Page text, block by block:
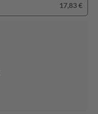
17,83 €